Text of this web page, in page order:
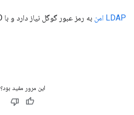
LDAP امن به رمز عبور گوگل نیاز دارد و با SSO سازگار نیست.
این مرور مفید بود؟